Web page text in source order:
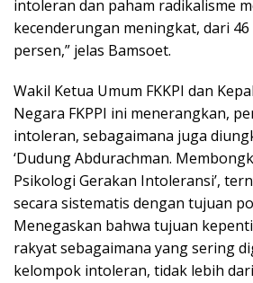
intoleran dan paham radikalisme
kecenderungan meningkat, dari
persen,” jelas Bamsoet.
Wakil Ketua Umum FKKPI dan
Negara FKPPI ini menerangkan,
intoleran, sebagaimana juga
‘Dudung Abdurachman.
Psikologi Gerakan Intoleransi’,
secara sistematis dengan tujuan
Menegaskan bahwa tujuan
rakyat sebagaimana yang sering
kelompok intoleran, tidak lebih